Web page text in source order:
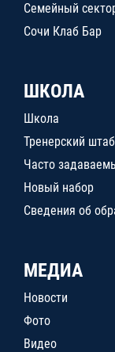
Семейный
Сочи Клаб Бар
ШКОЛА
Школа
Тренерский штаб
Часто
Новый набор
Сведения об
МЕДИА
Новости
Фото
Видео